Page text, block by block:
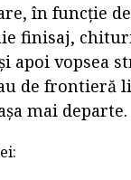
în funcție
finisaj,
apoi vopsea
de frontieră
mai departe.